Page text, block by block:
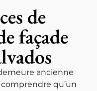
de
façade
ancienne
qu’un